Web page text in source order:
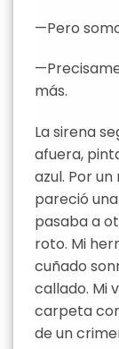
—Pero
más.
La sirena
afuera,
azul. Por
pareció
pasaba a
roto. Mi
cuñado
callado. Mi
carpeta
de un